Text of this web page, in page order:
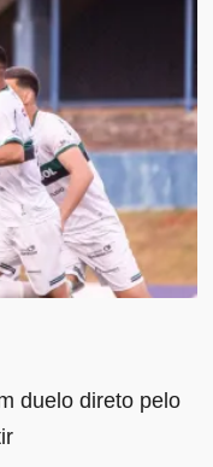
duelo direto pelo